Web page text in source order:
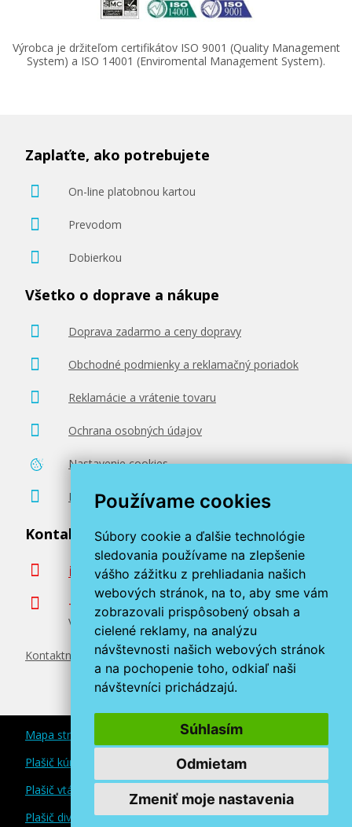
Používame cookies
Súbory cookie a ďalšie technológie
sledovania používame na zlepšenie
vášho zážitku z prehliadania našich
webových stránok, na to, aby sme vám
zobrazovali prispôsobený obsah a
cielené reklamy, na analýzu
návštevnosti našich webových stránok
a na pochopenie toho, odkiaľ naši
návštevníci prichádzajú.
Súhlasím
Odmietam
Zmeniť moje nastavenia
Výrobca je držiteľom certifikátov ISO 9001 (Quality Management
System) a ISO 14001 (Enviromental Management System).
Zaplaťte, ako potrebujete
On-line platobnou kartou
Prevodom
Dobierkou
Všetko o doprave a nákupe
Doprava zadarmo a ceny dopravy
Obchodné podmienky a reklamačný poriadok
Reklamácie a vrátenie tovaru
Ochrana osobných údajov
Nastavenie cookies
Poradenstvo zadarmo
Kontaktujte nás
info@miroluk.sk
+420 377 222 313
Volajte v pracovné dni od 8. do 17. hod.
Kontaktné údaje
Mapa stránok
Plašič kún a myší
Plašič vtákov
Plašič divokej zveri